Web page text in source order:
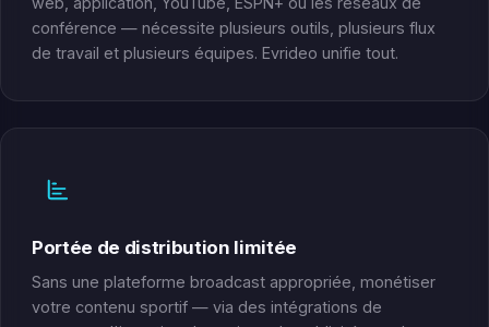
conférence — nécessite plusieurs outils, plusieurs flux
de travail et plusieurs équipes. Evrideo unifie tout.
Portée de distribution limitée
Sans une plateforme broadcast appropriée, monétiser
votre contenu sportif — via des intégrations de